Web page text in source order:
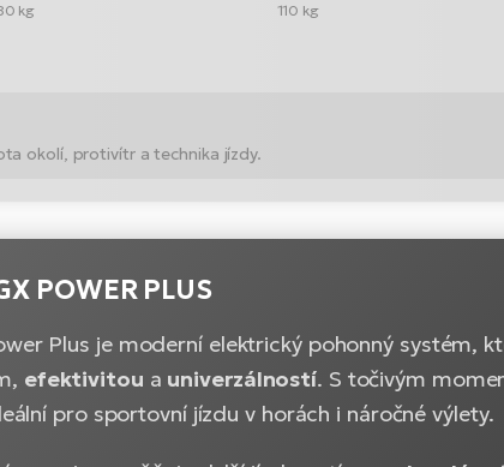
kg 110 kg
okolí, protivítr a technika jízdy.
POWER PLUS
Plus je moderní elektrický pohonný systém,
efektivitou a univerzálností. S točivým
pro sportovní jízdu v horách i náročné výlety.